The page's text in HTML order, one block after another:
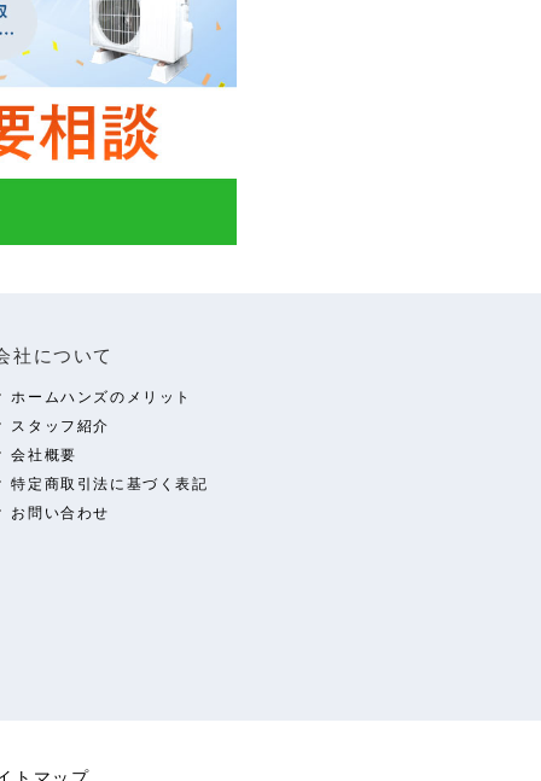
社について
ホームハンズのメリット
スタッフ紹介
会社概要
特定商取引法に基づく表記
お問い合わせ
トマップ